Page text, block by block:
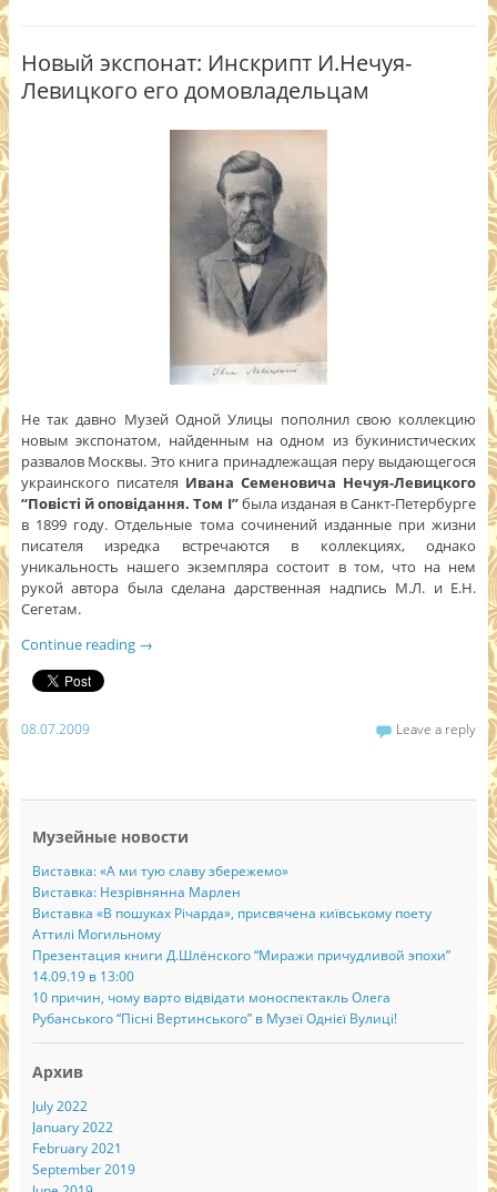
Новый экспонат: Инскрипт И.Нечуя-
Левицкого его домовладельцам
Не так давно Музей Одной Улицы пополнил свою коллекцию
новым экспонатом, найденным на одном из букинистических
развалов Москвы. Это книга принадлежащая перу выдающегося
украинского писателя Ивана Семеновича Нечуя-Левицкого
“Повісті й оповідання. Том І”была изданая в Санкт-Петербурге
в 1899 году. Отдельные тома сочинений изданные при жизни
писателя изредка встречаются в коллекциях, однако
уникальность нашего экземпляра состоит в том, что на нем
рукой автора была сделана дарственная надпись М.Л. и Е.Н.
Сегетам.
Continue reading →
08.07.2009 Leave a reply
Музейные новости
Виставка: «А ми тую славу збережемо»
Виставка: Незрівнянна Марлен
Виставка «В пошуках Річарда», присвячена київському поету
Аттилі Могильному
Презентация книги Д.Шлёнского “Миражи причудливой эпохи”
14.09.19 в 13:00
10 причин, чому варто відвідати моноспектакль Олега
Рубанського “Пісні Вертинського” в Музеї Однієї Вулиці!
Архив
July 2022
January 2022
February 2021
September 2019